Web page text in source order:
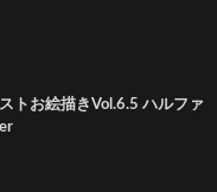
トお絵描きVol.6.5 ハルファ